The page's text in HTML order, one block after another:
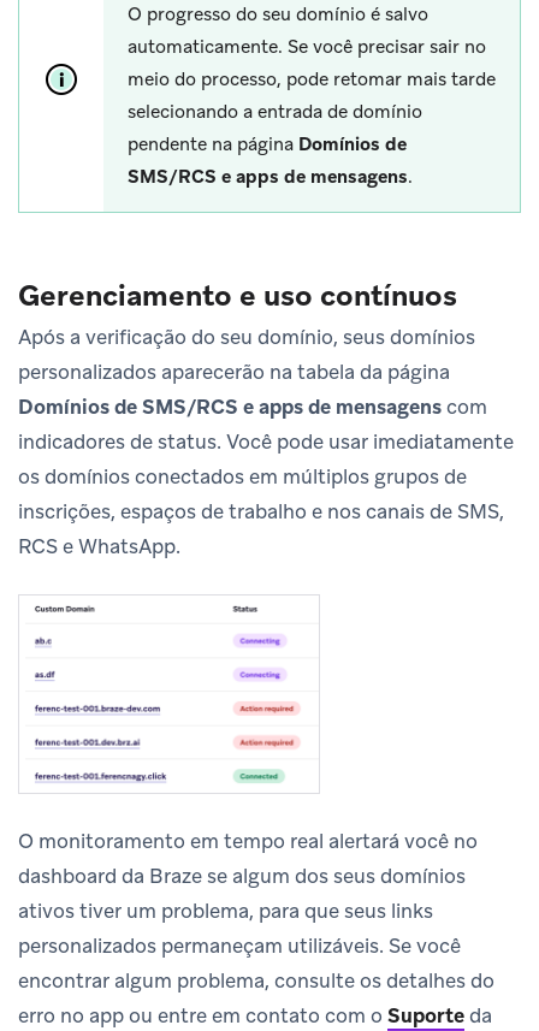
O progresso do seu domínio é salvo
automaticamente. Se você precisar sair no
meio do processo, pode retomar mais tarde
selecionando a entrada de domínio
pendente na página Domínios de
SMS/RCS e apps de mensagens.
Gerenciamento e uso contínuos
Após a verificação do seu domínio, seus domínios
personalizados aparecerão na tabela da página
Domínios de SMS/RCS e apps de mensagenscom
indicadores de status. Você pode usar imediatamente
os domínios conectados em múltiplos grupos de
inscrições, espaços de trabalho e nos canais de SMS,
RCS e WhatsApp.
O monitoramento em tempo real alertará você no
dashboard da Braze se algum dos seus domínios
ativos tiver um problema, para que seus links
personalizados permaneçam utilizáveis. Se você
encontrar algum problema, consulte os detalhes do
erro no app ou entre em contato com o Suporteda